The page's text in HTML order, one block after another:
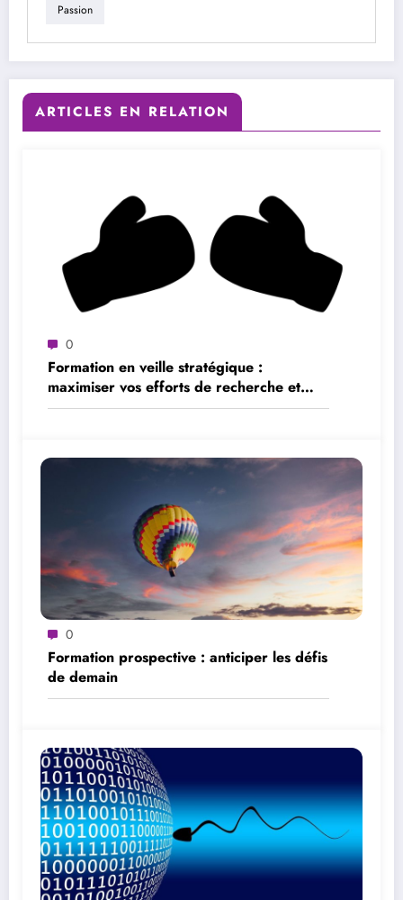
Passion
ARTICLES EN RELATION
0
Formation en veille stratégique :
maximiser vos efforts de recherche et
d’analyse
0
Formation prospective : anticiper les défis
de demain